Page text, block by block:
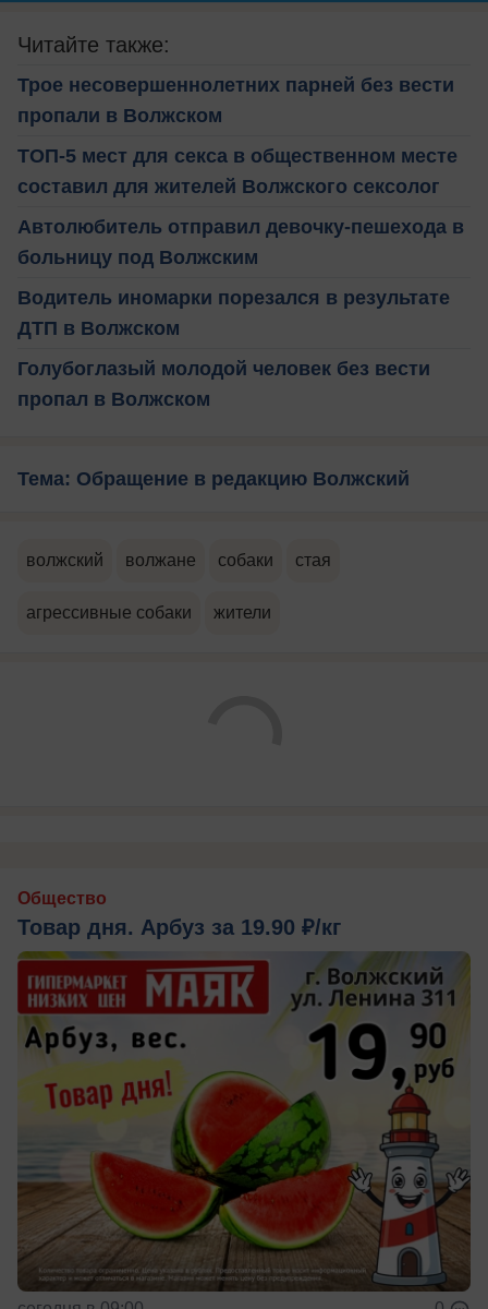
Читайте также:
Трое несовершеннолетних парней без вести
пропали в Волжском
ТОП-5 мест для секса в общественном месте
составил для жителей Волжского сексолог
Автолюбитель отправил девочку-пешехода в
больницу под Волжским
Водитель иномарки порезался в результате
ДТП в Волжском
Голубоглазый молодой человек без вести
пропал в Волжском
Тема: Обращение в редакцию Волжский
волжский волжане собаки стая
агрессивные собаки жители
Общество
Товар дня. Арбуз за 19.90 ₽/кг